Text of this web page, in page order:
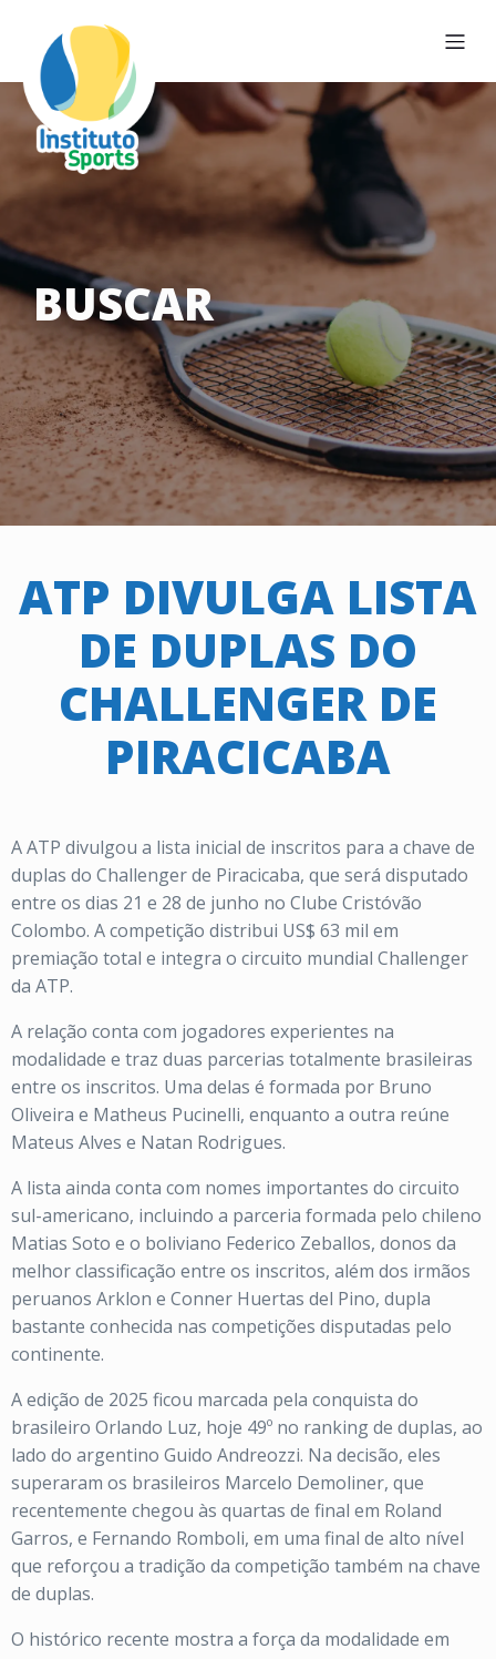
BUSCAR
ATP DIVULGA LISTA
DE DUPLAS DO
CHALLENGER DE
PIRACICABA
A ATP divulgou a lista inicial de inscritos para a chave de
duplas do Challenger de Piracicaba, que será disputado
entre os dias 21 e 28 de junho no Clube Cristóvão
Colombo. A competição distribui US$ 63 mil em
premiação total e integra o circuito mundial Challenger
da ATP.
A relação conta com jogadores experientes na
modalidade e traz duas parcerias totalmente brasileiras
entre os inscritos. Uma delas é formada por Bruno
Oliveira e Matheus Pucinelli, enquanto a outra reúne
Mateus Alves e Natan Rodrigues.
A lista ainda conta com nomes importantes do circuito
sul-americano, incluindo a parceria formada pelo chileno
Matias Soto e o boliviano Federico Zeballos, donos da
melhor classificação entre os inscritos, além dos irmãos
peruanos Arklon e Conner Huertas del Pino, dupla
bastante conhecida nas competições disputadas pelo
continente.
A edição de 2025 ficou marcada pela conquista do
brasileiro Orlando Luz, hoje 49º no ranking de duplas, ao
lado do argentino Guido Andreozzi. Na decisão, eles
superaram os brasileiros Marcelo Demoliner, que
recentemente chegou às quartas de final em Roland
Garros, e Fernando Romboli, em uma final de alto nível
que reforçou a tradição da competição também na chave
de duplas.
O histórico recente mostra a força da modalidade em